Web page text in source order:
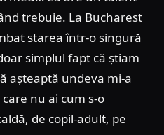
trebuie. La Bucharest
starea într-o singură
simplul fapt că știam
așteaptă undeva mi-a
nu ai cum s-o
de copil-adult, pe